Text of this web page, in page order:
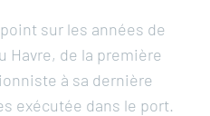
TOUT
LE
sur les années de
Havre, de la première
à sa dernière
exécutée dans le port.